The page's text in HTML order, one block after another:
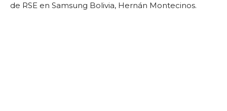
de RSE en Samsung Bolivia, Hernán Montecinos.